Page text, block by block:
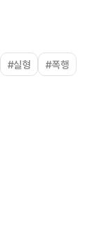
#실형 #폭행